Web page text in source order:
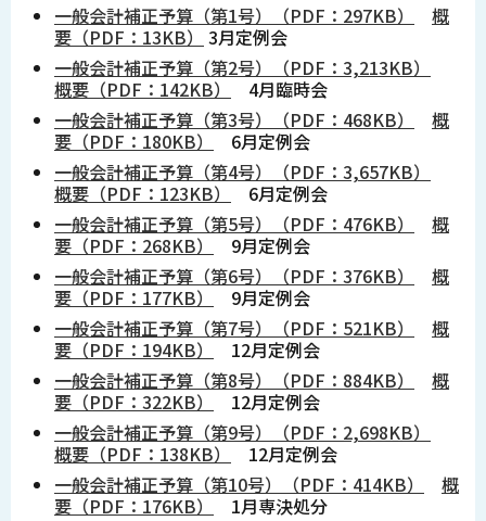
一般会計補正予算（第1号）（PDF：297KB）
概
要（PDF：13KB）
3月定例会
一般会計補正予算（第2号）（PDF：3,213KB）
概要（PDF：142KB）
4月臨時会
一般会計補正予算（第3号）（PDF：468KB）
概
要（PDF：180KB）
6月定例会
一般会計補正予算（第4号）（PDF：3,657KB）
概要（PDF：123KB）
6月定例会
一般会計補正予算（第5号）（PDF：476KB）
概
要（PDF：268KB）
9月定例会
一般会計補正予算（第6号）（PDF：376KB）
概
要（PDF：177KB）
9月定例会
一般会計補正予算（第7号）（PDF：521KB）
概
要（PDF：194KB）
12月定例会
一般会計補正予算（第8号）（PDF：884KB）
概
要（PDF：322KB）
12月定例会
一般会計補正予算（第9号）（PDF：2,698KB）
概要（PDF：138KB）
12月定例会
一般会計補正予算（第10号）（PDF：414KB）
概
要（PDF：176KB）
1月専決処分